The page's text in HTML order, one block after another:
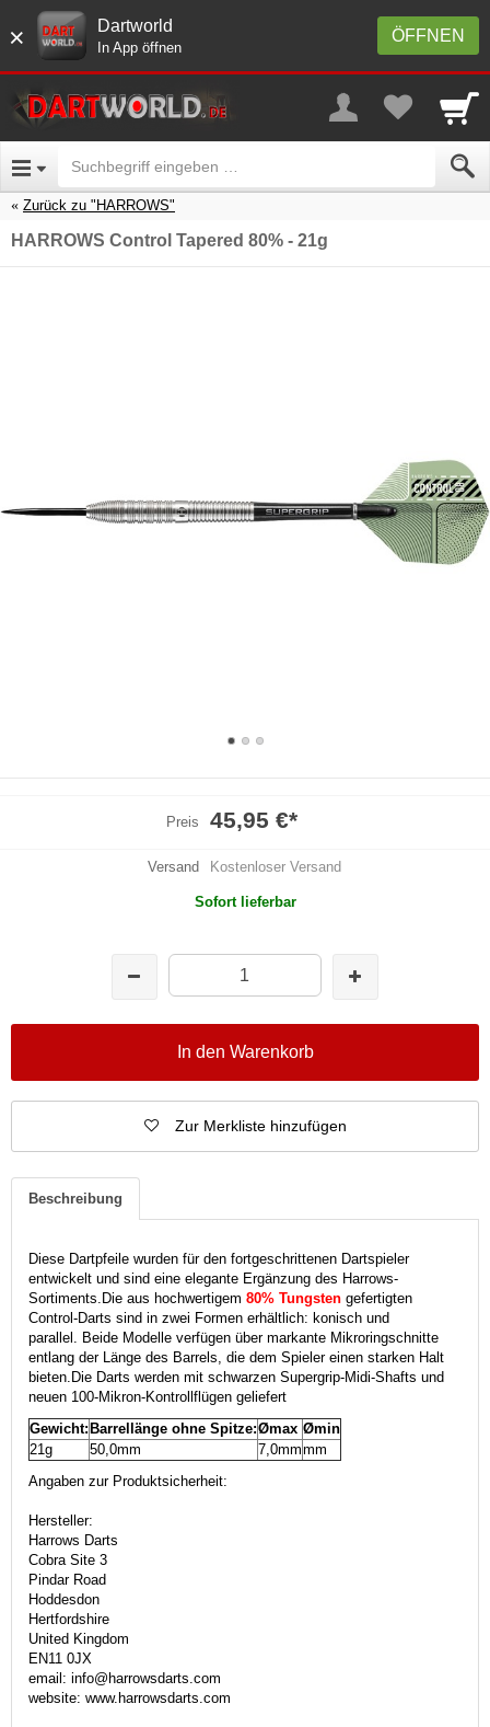
× ÖFFNEN
Dartworld
In App öffnen
Zurück zu "HARROWS"
HARROWS Control Tapered 80% - 21g
Preis 45,95 €*
Versand Kostenloser Versand
Sofort lieferbar
In den Warenkorb
Zur Merkliste hinzufügen
Beschreibung
Diese Dartpfeile wurden für den fortgeschrittenen Dartspieler
entwickelt und sind eine elegante Ergänzung des Harrows-
Sortiments. Die aus hochwertigem 80% Tungsten gefertigten
Control-Darts sind in zwei Formen erhältlich: konisch und
parallel. Beide Modelle verfügen über markante Mikroringschnitte
entlang der Länge des Barrels, die dem Spieler einen starken Halt
bieten. Die Darts werden mit schwarzen Supergrip-Midi-Shafts und
neuen 100-Mikron-Kontrollflügen geliefert
Gewicht:Barrellänge ohne Spitze:Ømax Ømin
21g
50,0mm 7,0mmmm
Angaben zur Produktsicherheit:
Hersteller:
Harrows Darts
Cobra Site 3
Pindar Road
Hoddesdon
Hertfordshire
United Kingdom
EN11 0JX
email: info@harrowsdarts.com
website: www.harrowsdarts.com